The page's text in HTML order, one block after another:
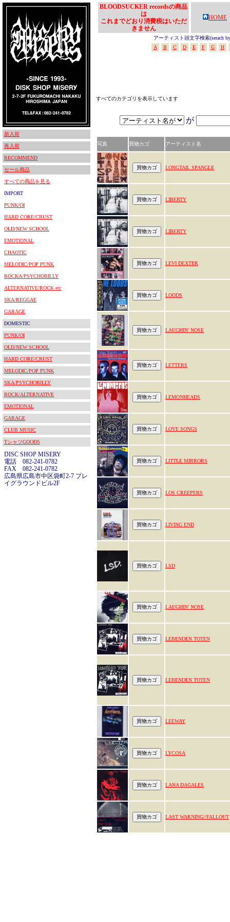
新入荷
再入荷
RECOMMEND
セール商品
すべての商品を見る
IMPORT
PUNK/OI
HARD CORE/CRUST
OLD/NEW SCHOOL
EMOTIONAL
CHAOTIC
MELODIC/POP PUNK
ROCKA/PSYCHOBILLY
ALTERNATIVE/ROCK etc
SKA/REGGAE
GARAGE
DOMESTIC
PUNK/OI
OLD/NEW SCHOOL
HARD CORE/CRUST
MELODIC/POP PUNK
SKA/PSYCHOBILLY
ROCK/ALTERNATIVE
EMOTIONAL
GARAGE
CLUB MUSIC
TシャツGOODS
DISC SHOP MISERY
電話 082-241-0782
FAX 082-241-0782
広島県広島市中区袋町2-7 プレ
イグラウンドビル2F
BLOODSUCKER recordsの商品
は
これまでどおり消費税はいただ
きません
HOME
アーティスト頭文字検索(serach
A
B C D E F G H
すべてのカテゴリを表示しています
が
写真 買物カゴ アーティスト名
LONGTAIL SPANGLE
LIBERTY
LIBERTY
LEVI DEXTER
LOODS
LAUGHIN' NOSE
LETTERS
LEMONHEADS
LOVE SONGS
LITTLE MIRRORS
LOS CREEPERS
LIVING END
LSD
LAUGHIN' NOSE
LEBENDEN TOTEN
LEBENDEN TOTEN
LEEWAY
LYCOSA
LANA DAGALES
LAST WARNING//FALLOUT